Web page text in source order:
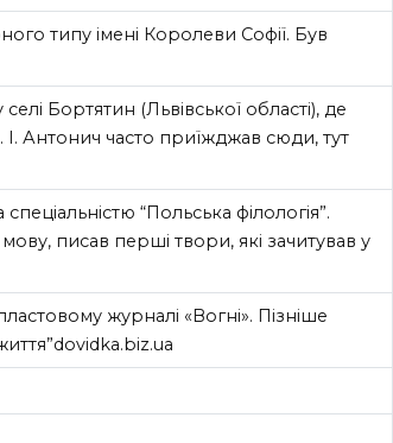
типу імені Королеви Софії. Був
Бортятин (Львівської області), де
Антонич часто приїжджав сюди, тут
“Польська філологія”.
писав перші твори, які зачитував у
журналі «Вогні». Пізніше